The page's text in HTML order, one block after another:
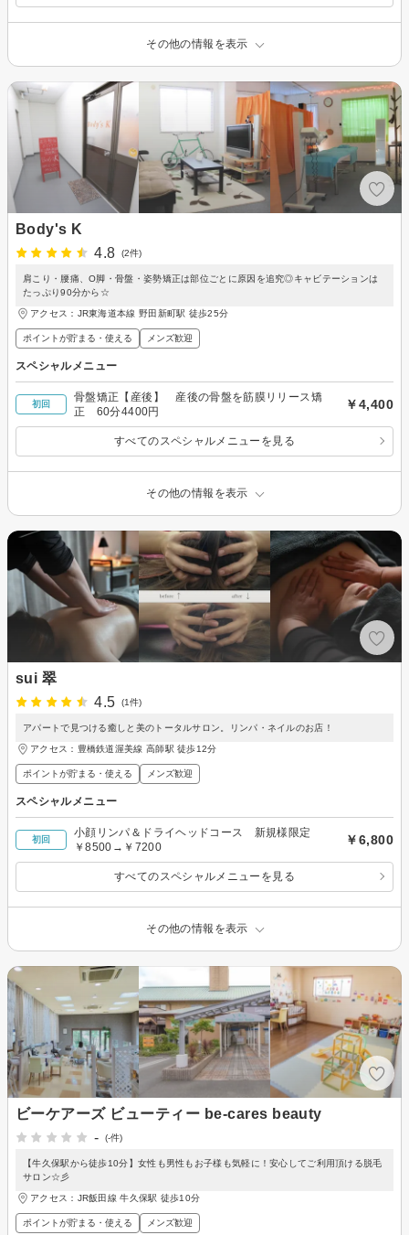
その他の情報を表示
Body's K
4.8
(2件)
肩こり・腰痛、O脚・骨盤・姿勢矯正は部位ごとに原因を追究◎キャビテーションは
たっぷり90分から☆
アクセス：JR東海道本線 野田新町駅 徒歩25分
ポイントが貯まる・使える メンズ歓迎
スペシャルメニュー
初回
骨盤矯正【産後】 産後の骨盤を筋膜リリース矯
正 60分4400円
￥4,400
すべてのスペシャルメニューを見る
その他の情報を表示
sui 翠
4.5
(1件)
アパートで見つける癒しと美のトータルサロン。リンパ・ネイルのお店！
アクセス：豊橋鉄道渥美線 高師駅 徒歩12分
ポイントが貯まる・使える メンズ歓迎
スペシャルメニュー
初回
小顔リンパ＆ドライヘッドコース 新規様限定
￥8500→￥7200
￥6,800
すべてのスペシャルメニューを見る
その他の情報を表示
ビーケアーズ ビューティー be-cares beauty
-
(-件)
【牛久保駅から徒歩10分】女性も男性もお子様も気軽に！安心してご利用頂ける脱毛
サロン☆彡
アクセス：JR飯田線 牛久保駅 徒歩10分
ポイントが貯まる・使える メンズ歓迎